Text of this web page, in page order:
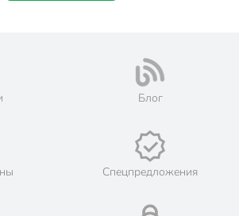
Блог
Спецпредложения